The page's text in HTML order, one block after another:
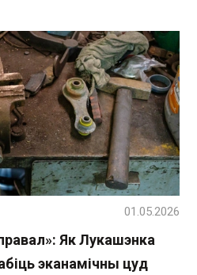
Як Лукашэнка
эканамічны цуд
01.05.2026